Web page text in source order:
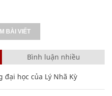
BÀI VIẾT
Bình luận nhiều
học của Lý Nhã Kỳ